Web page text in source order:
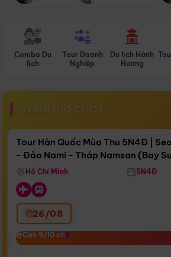
Combo Du
lịch
Tour Doanh
Nghiệp
Du lịch Hành
Hương
TOUR GIỜ CHÓT
Còn15 ngày 20:36:28
Bay Sun Phuquoc Airways
Tour Hàn Quốc Mùa Thu 5N4Đ |
- Đảo Nami - Tháp Namsan (Bay
Airways)
Hồ Chí Minh 5N4Đ
26/08
Còn 9/10 chỗ
Còn 9/10 chỗ